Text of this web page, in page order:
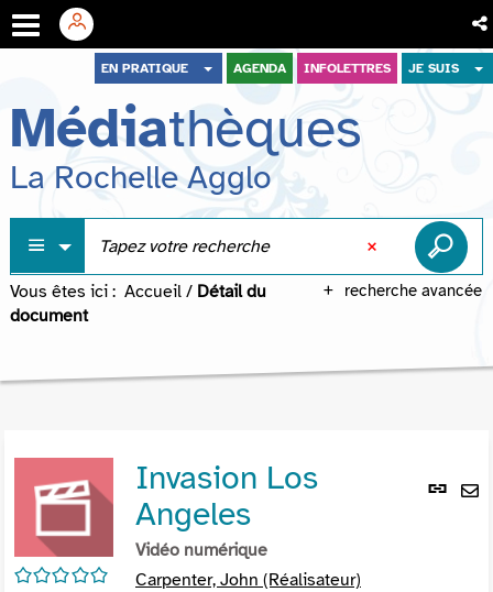
menu
contenu
recherche
EN PRATIQUE AGENDA INFOLETTRES JE SUIS
Médiathèques
La Rochelle Agglo
recherche avancée
Vous êtes ici : Accueil / Détail du
document
Lien
/5
Invasion Los
Angeles
Vidéo numérique
Carpenter, John (Réalisateur)